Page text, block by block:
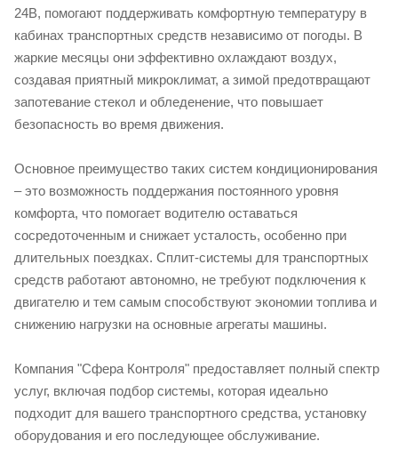
24В, помогают поддерживать комфортную температуру в
кабинах транспортных средств независимо от погоды. В
жаркие месяцы они эффективно охлаждают воздух,
создавая приятный микроклимат, а зимой предотвращают
запотевание стекол и обледенение, что повышает
безопасность во время движения.
Основное преимущество таких систем кондиционирования
– это возможность поддержания постоянного уровня
комфорта, что помогает водителю оставаться
сосредоточенным и снижает усталость, особенно при
длительных поездках. Сплит-системы для транспортных
средств работают автономно, не требуют подключения к
двигателю и тем самым способствуют экономии топлива и
снижению нагрузки на основные агрегаты машины.
Компания "Сфера Контроля" предоставляет полный спектр
услуг, включая подбор системы, которая идеально
подходит для вашего транспортного средства, установку
оборудования и его последующее обслуживание.